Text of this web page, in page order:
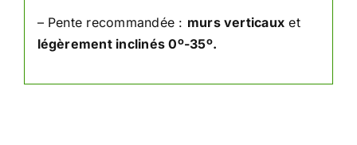
– Pente recommandée : murs verticaux et
légèrement inclinés 0º-35º.